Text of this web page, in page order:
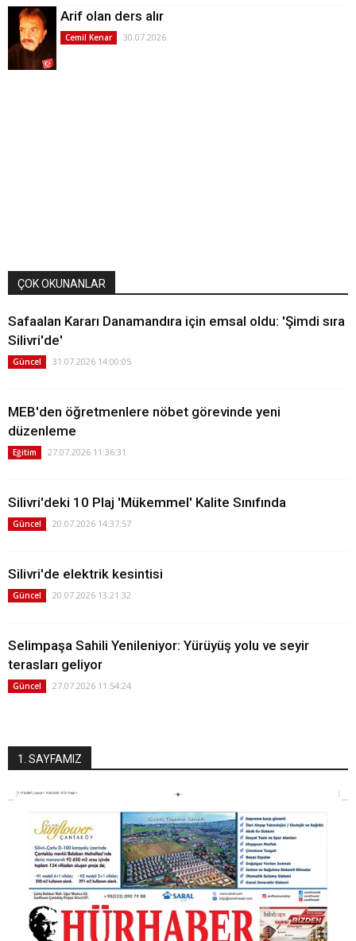
Arif olan ders alır
Cemil Kenar 30.07.2026
ÇOK OKUNANLAR
Safaalan Kararı Danamandıra için emsal oldu: 'Şimdi sıra
Silivri'de'
Güncel 31.07.2026 14:00:05
MEB'den öğretmenlere nöbet görevinde yeni
düzenleme
Eğitim 27.07.2026 11:36:31
Silivri'deki 10 Plaj 'Mükemmel' Kalite Sınıfında
Güncel 20.07.2026 14:37:57
Silivri'de elektrik kesintisi
Güncel 20.07.2026 13:21:32
Selimpaşa Sahili Yenileniyor: Yürüyüş yolu ve seyir
terasları geliyor
Güncel 27.07.2026 11:54:24
1. SAYFAMIZ